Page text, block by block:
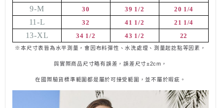
9-M
30 39 1/2 20 1/4
11-L 32 41 1/2 21 1/4
13-XL 34 1/2 43 1/2 22
※本尺寸表皆為水平測量，會因布料彈性、水洗處理、測量起訖點等因素，
與實際商品尺寸略有誤差，誤差尺寸±2cm ，
在國際驗貨標準範圍都是屬於可接受範圍，並不 屬於瑕疵。